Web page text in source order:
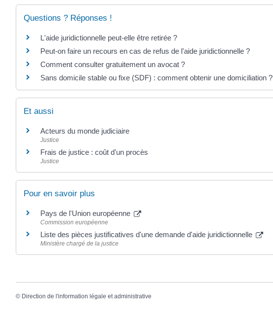
Questions ? Réponses !
L'aide juridictionnelle peut-elle être retirée ?
Peut-on faire un recours en cas de refus de l'aide juridictionnelle ?
Comment consulter gratuitement un avocat ?
Sans domicile stable ou fixe (SDF) : comment obtenir une domiciliation ?
Et aussi
Acteurs du monde judiciaire
Justice
Frais de justice : coût d'un procès
Justice
Pour en savoir plus
Pays de l'Union européenne
Commission européenne
Liste des pièces justificatives d'une demande d'aide juridictionnelle
Ministère chargé de la justice
© Direction de l'information légale et administrative